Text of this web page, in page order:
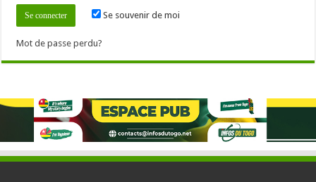
Se souvenir de moi
Mot de passe perdu?